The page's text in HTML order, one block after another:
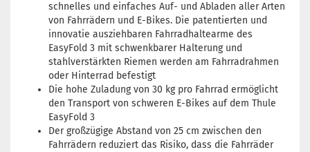
schnelles und einfaches Auf- und Abladen aller Arten
von Fahrrädern und E-Bikes. Die patentierten und
innovatie ausziehbaren Fahrradhaltearme des
EasyFold 3 mit schwenkbarer Halterung und
stahlverstärkten Riemen werden am Fahrradrahmen
oder Hinterrad befestigt
Die hohe Zuladung von 30 kg pro Fahrrad ermöglicht
den Transport von schweren E-Bikes auf dem Thule
EasyFold 3
Der großzügige Abstand von 25 cm zwischen den
Fahrrädern reduziert das Risiko, dass die Fahrräder